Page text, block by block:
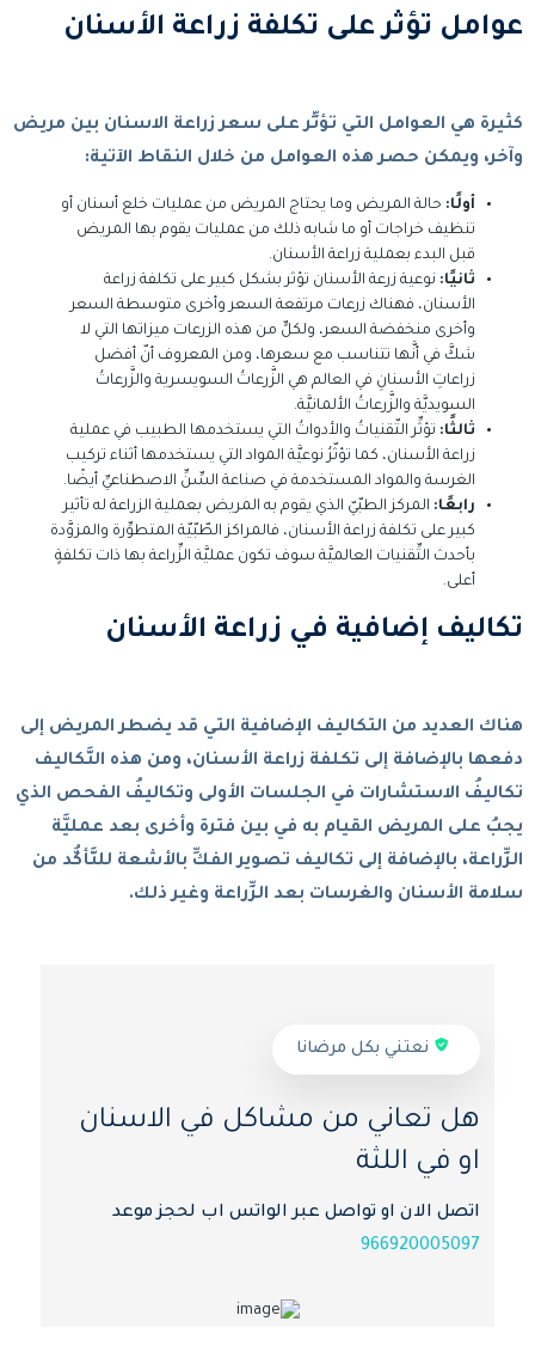
عوامل تؤثر على تكلفة زراعة الأسنان
كثيرة هي العوامل التي تؤثِّر على سعر زراعة الاسنان بين مريض
وآخر، ويمكن حصر هذه العوامل من خلال النقاط الآتية:
أولًا: حالة المريض وما يحتاج المريض من عمليات خلع أسنان أو
تنظيف خراجات أو ما شابه ذلك من عمليات يقوم بها المريض
قبل البدء بعملية زراعة الأسنان.
ثانيًا: نوعية زرعة الأسنان تؤثر بشكل كبير على تكلفة زراعة
الأسنان، فهناك زرعات مرتفعة السعر وأخرى متوسطة السعر
وأخرى منخفضة السعر، ولكلٍّ من هذه الزرعات ميزاتها التي لا
شكَّ في أنَّها تتناسب مع سعرها، ومن المعروف أنّ أفضل
زراعاتِ الأسنانِ في العالم هي الزَّرعاتُ السويسرية والزَّرعاتُ
السويديَّة والزَّرعاتُ الألمانيَّة.
ثالثًا: تؤثِّر التّقنياتُ والأدواتُ التي يستخدمها الطبيب في عملية
زراعة الأسنان، كما تؤثّرُ نوعيَّة المواد التي يستخدمها أثناء تركيب
الغرسة والمواد المستخدمة في صناعة السِّنِّ الاصطناعيِّ أيضًا.
رابعًا: المركز الطبّيّ الذي يقوم به المريض بعملية الزراعة له تأثير
كبير على تكلفة زراعة الأسنان، فالمراكز الطّبّيّة المتطوِّرة والمزوَّدة
بأحدث التِّقنيات العالميَّة سوف تكون عمليَّة الزِّراعة بها ذات تكلفةٍ
أعلى.
تكاليف إضافية في زراعة الأسنان
هناك العديد من التكاليف الإضافية التي قد يضطر المريض إلى
دفعها بالإضافة إلى تكلفة زراعة الأسنان، ومن هذه التَّكاليف
تكاليفُ الاستشارات في الجلسات الأولى وتكاليفُ الفحص الذي
يجبُ على المريض القيام به في بين فترة وأخرى بعد عمليَّة
الزِّراعة، بالإضافة إلى تكاليف تصوير الفكِّ بالأشعة للتَّأكُّد من
سلامة الأسنان والغرسات بعد الزِّراعة وغير ذلك.
نعتني بكل مرضانا
هل تعاني من مشاكل في الاسنان
او في اللثة
اتصل الان او تواصل عبر الواتس اب لحجز موعد
966920005097